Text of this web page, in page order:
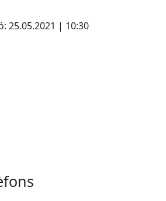
25.05.2021 | 10:30